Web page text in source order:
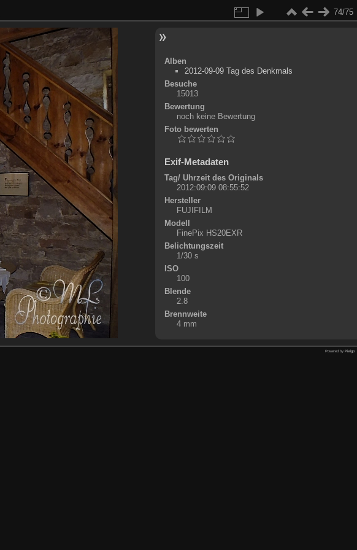
74/75
Alben
2012-09-09 Tag des Denkmals
Besuche
15013
Bewertung
noch keine Bewertung
Foto bewerten
Exif-Metadaten
Tag/ Uhrzeit des Originals
2012:09:09 08:55:52
Hersteller
FUJIFILM
Modell
FinePix HS20EXR
Belichtungszeit
1/30 s
ISO
100
Blende
2.8
Brennweite
4 mm
Powered by Piwigo